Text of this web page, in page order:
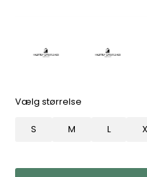
Vælg størrelse
S M L